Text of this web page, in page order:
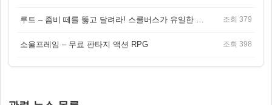
조회 379
소울프레임 – 무료 판타지 액션 RPG 조회 398